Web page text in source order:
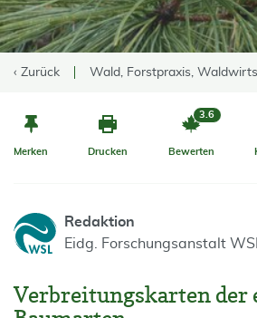
‹ Zurück Wald, Forstpraxis,
Merken Drucken Bewerten
3.6
Redaktion
Eidg. Forschungsanstalt WSL
Verbreitungskarten der